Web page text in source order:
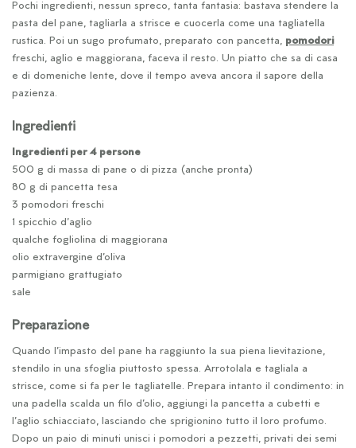
Pochi ingredienti, nessun spreco, tanta fantasia: bastava stendere la
pasta del pane, tagliarla a strisce e cuocerla come una tagliatella
rustica. Poi un sugo profumato, preparato con pancetta, pomodori
freschi, aglio e maggiorana, faceva il resto. Un piatto che sa di casa
e di domeniche lente, dove il tempo aveva ancora il sapore della
pazienza.
Ingredienti
Ingredienti per 4 persone
500 g di massa di pane o di pizza (anche pronta)
80 g di pancetta tesa
3 pomodori freschi
1 spicchio d’aglio
qualche fogliolina di maggiorana
olio extravergine d’oliva
parmigiano grattugiato
sale
Preparazione
Quando l’impasto del pane ha raggiunto la sua piena lievitazione,
stendilo in una sfoglia piuttosto spessa. Arrotolala e tagliala a
strisce, come si fa per le tagliatelle. Prepara intanto il condimento: in
una padella scalda un filo d’olio, aggiungi la pancetta a cubetti e
l’aglio schiacciato, lasciando che sprigionino tutto il loro profumo.
Dopo un paio di minuti unisci i pomodori a pezzetti, privati dei semi